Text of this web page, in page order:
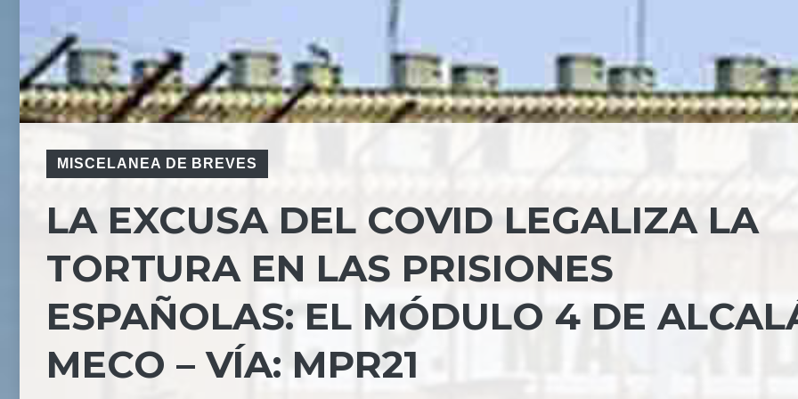
MISCELANEA DE BREVES
LA EXCUSA DEL COVID LEGALIZA LA
TORTURA EN LAS PRISIONES
ESPAÑOLAS: EL MÓDULO 4 DE
MECO – VÍA: MPR21